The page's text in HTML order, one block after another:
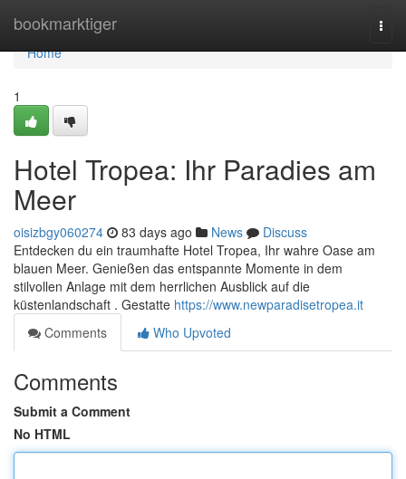
bookmarktiger
Home
Home
1
Hotel Tropea: Ihr Paradies am
Meer
oisizbgy060274 83 days ago News
Discuss
Entdecken du ein traumhafte Hotel Tropea, Ihr wahre Oase am
blauen Meer. Genießen das entspannte Momente in dem
stilvollen Anlage mit dem herrlichen Ausblick auf die
küstenlandschaft . Gestatte https://www.newparadisetropea.it
Comments
Who Upvoted
Comments
Submit a Comment
No HTML